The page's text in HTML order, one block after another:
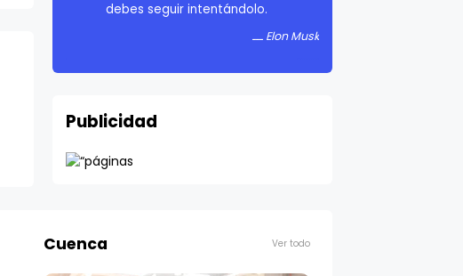
debes seguir intentándolo.
Elon Musk
Publicidad
Cuenca Ver todo